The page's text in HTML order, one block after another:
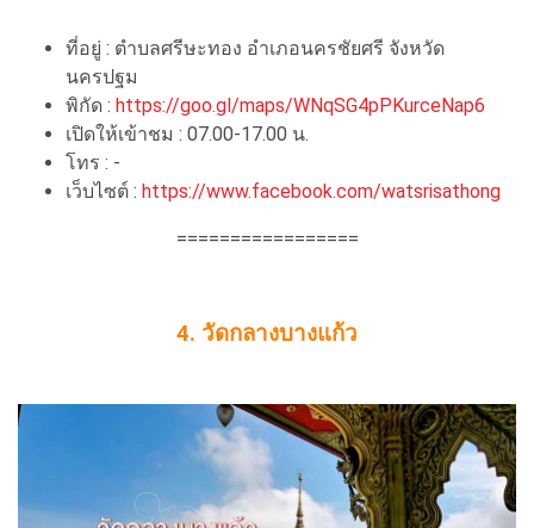
ที่อยู่ : ตำบลศรีษะทอง อำเภอนครชัยศรี จังหวัด
นครปฐม
พิกัด : https://goo.gl/maps/WNqSG4pPKurceNap6
เปิดให้เข้าชม : 07.00-17.00 น.
โทร : -
เว็บไซต์ : https://www.facebook.com/watsrisathong
=================
4. วัดกลางบางแก้ว